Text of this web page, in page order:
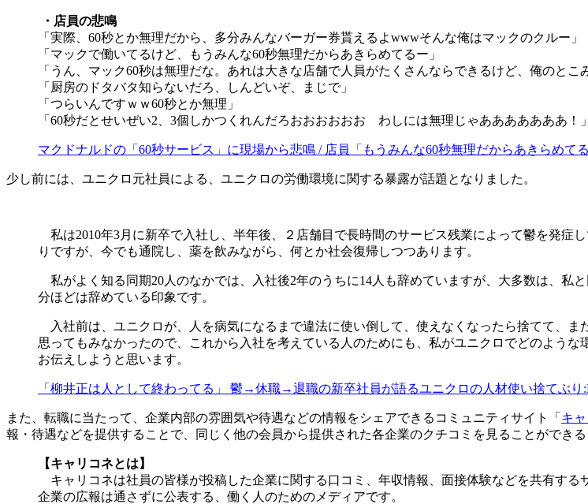
・店員の悲鳴
「実際、60秒とか無理だから、多分みんなバーガー券貰えるよwwwそんな俺はマックのクルー」
「マックで働いてるけど、もうみんな60秒無理だからあきらめてるー」
「うん、マック60秒は無理だな。あれは大きな店舗で人員がたくさんならできるけど、俺のとこ
「厨房のドタバタ知らないだろ、しんどいぞ、まじで」
「つらいんですｗｗ60秒とか無理」
「60秒だとせいぜい2、3個しかつくれんだろおおおおおお わしには無理じゃあああああああ！」
マクドナルドの「60秒サービス」に現場から悲鳴 / 店員「もうみんな60秒無理だからあきらめて
少し前には、ユニクロ元社員による、ユニクロの労働環境に関する暴露が話題となりました。
私は2010年3月に新卒で入社し、半年後、２店舗目で長時間のサービス残業によって鬱を発症
りですが、今でも通院し、薬を飲みながら、何とか社会復帰しつつあります。
私がよく知る同期20人のなかでは、入社後2年のうちに14人も辞めていますが、大多数は、私
分ほどは辞めている印象です。
入社前は、ユニクロが、人を病気になるまで違法に使い倒して、使えなくなったら捨てて、ま
思ってもみなかったので、これから入社を考えている人のためにも、私がユニクロでどのよう
お伝えしようと思います。
「柳井正は人として終わってる」 鬱→休職→退職の新卒社員が語るユニクロの人材使い捨てぶり
また、転職に当たって、企業内部の雰囲気や待遇などの情報をシェアできるコミュニティサイト「 キ
報・待遇などを提供することで、同じく他の会員から提供された各企業のクチコミを見ることができ
【キャリコネとは】
キャリコネは社員の皆様が投稿した企業に関する口コミ、年収情報、面接体験などを共有する
企業の広報は通さずに公表する、働く人のためのメディアです。